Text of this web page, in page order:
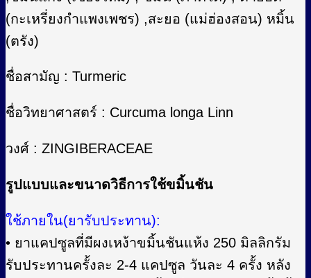
(กะเหรี่ยงกำแพงเพชร) ,สะยอ (แม่ฮ่องสอน) หมิ้น
(ตรัง)
ชื่อสามัญ : Turmeric
ชื่อวิทยาศาสตร์ : Curcuma longa Linn
วงศ์ : ZINGIBERACEAE
รูปแบบและขนาดวิธีการใช้ขมิ้นชัน
ใช้ภายใน(ยารับประทาน):
• ยาแคปซูลที่มีผงเหง้าขมิ้นชันแห้ง 250 มิลลิกรัม
รับประทานครั้งละ 2-4 แคปซูล วันละ 4 ครั้ง หลัง